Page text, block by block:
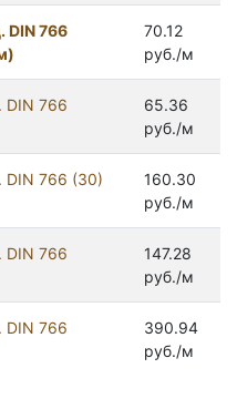
DIN 766
70.12
руб./м
DIN 766
65.36
руб./м
DIN 766 (30)
160.30
руб./м
DIN 766
147.28
руб./м
DIN 766
390.94
руб./м